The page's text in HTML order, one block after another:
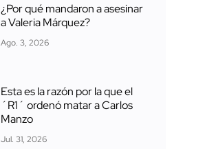
¿Por qué mandaron a asesinar
a Valeria Márquez?
Ago. 3, 2026
Esta es la razón por la que el
´R1´ ordenó matar a Carlos
Manzo
Jul. 31, 2026